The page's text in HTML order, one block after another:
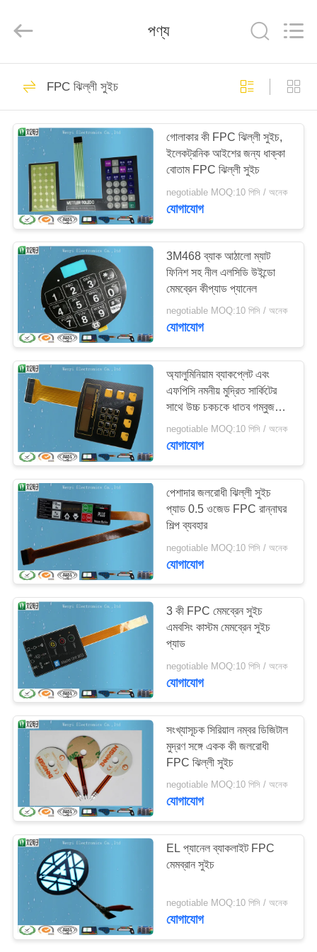
পণ্য
আমাদের
সম্পর্কে
কারখানা
ভ্রমণ
নিয়ন্ত্রণ
যোগাযোগ
করুন
উদ্ধৃতির
জন্য
আবেদন
সাইট
ম্যাপ
PRIVACY
POLICY
Technology
Co.,
Reserved.
FPC ঝিল্লী সুইচ
ক্যাপাসিটিভ ঝিল্লী সুইচ
17
এমবসিং ঝিল্লী সুইচ
ফ্ল্যাট ঝিল্লী সুইচ
ক্যাপাসিটিভ টাচ সার্কিট
FPC নমনীয় মুদ্রিত সার্কিট
11
পণ্য
FPC ঝিল্লী সুইচ
গোলাকার কী FPC ঝিল্লী সুইচ,
ইলেকট্রনিক আইশের জন্য ধাক্কা
বোতাম FPC ঝিল্লী সুইচ
negotiable MOQ:10 পিসি / অনেক
যোগাযোগ
3M468 ব্যাক আঠালো ম্যাট
ফিনিশ সহ নীল এলসিডি উইন্ডো
মেমব্রেন কীপ্যাড প্যানেল
negotiable MOQ:10 পিসি / অনেক
যোগাযোগ
অ্যালুমিনিয়াম ব্যাকপ্লেট এবং
এফপিসি নমনীয় মুদ্রিত সার্কিটের
সাথে উচ্চ চকচকে ধাতব গম্বুজ
ঝিল্লি স্যুইচ করুন
negotiable MOQ:10 পিসি / অনেক
যোগাযোগ
পেশাদার জলরোধী ঝিল্লী সুইচ
প্যাড 0.5 ওজেড FPC রান্নাঘর
শিল্প ব্যবহার
negotiable MOQ:10 পিসি / অনেক
যোগাযোগ
3 কী FPC মেমব্রেন সুইচ
এমবসিং কাস্টম মেমব্রেন সুইচ
প্যাড
negotiable MOQ:10 পিসি / অনেক
যোগাযোগ
সংখ্যাসূচক সিরিয়াল নম্বর ডিজিটাল
মুদ্রণ সঙ্গে একক কী জলরোধী
FPC ঝিল্লী সুইচ
negotiable MOQ:10 পিসি / অনেক
যোগাযোগ
EL প্যানেল ব্যাকলাইট FPC
মেমব্রান সুইচ
negotiable MOQ:10 পিসি / অনেক
যোগাযোগ